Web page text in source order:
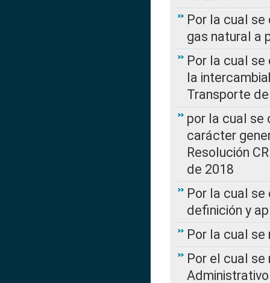
Por la cual
gas natural a
Por la cual
la
Transporte
por la cual se
carácter
Resolución
de 2018
Por la cual
definición y
Por la cual
Por el cual